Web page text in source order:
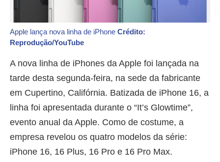
Apple lança nova linha de iPhone Crédito:
Reprodução/YouTube
A nova linha de iPhones da Apple foi lançada na
tarde desta segunda-feira, na sede da fabricante
em Cupertino, Califórnia. Batizada de iPhone 16, a
linha foi apresentada durante o “It’s Glowtime”,
evento anual da Apple. Como de costume, a
empresa revelou os quatro modelos da série:
iPhone 16, 16 Plus, 16 Pro e 16 Pro Max.